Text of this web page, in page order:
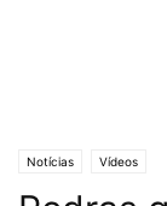
Notícias Vídeos